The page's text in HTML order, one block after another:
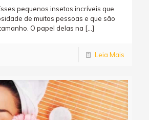
pequenos insetos incríveis que
de muitas pessoas e que são
O papel delas na […]
Leia Mais